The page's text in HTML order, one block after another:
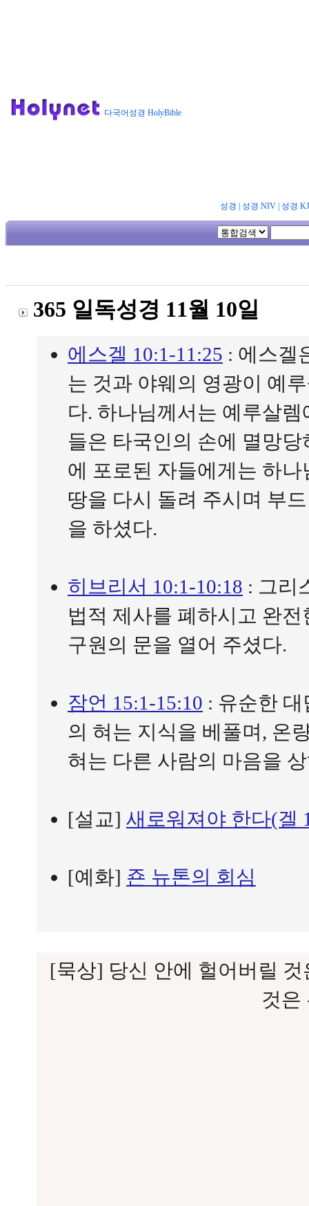
다국어성경 HolyBible
성경 성경 NIV| 성경
365 일독성경 11월 10일
에스겔 10:1-11:25 : 에스겔
는 것과 야웨의 영광이 예
다. 하나님께서는 예루살
들은 타국인의 손에 멸망
에 포로된 자들에게는 하
땅을 다시 돌려 주시며 부
을 하셨다.
히브리서 10:1-10:18 : 그리
법적 제사를 폐하시고 완
구원의 문을 열어 주셨다.
잠언 15:1-15:10 : 유순한
의 혀는 지식을 베풀며, 온
혀는 다른 사람의 마음을
[설교] 새로워져야 한다(겔
[예화] 죤 뉴톤의 회심
[묵상] 당신 안에 헐어버릴
것은